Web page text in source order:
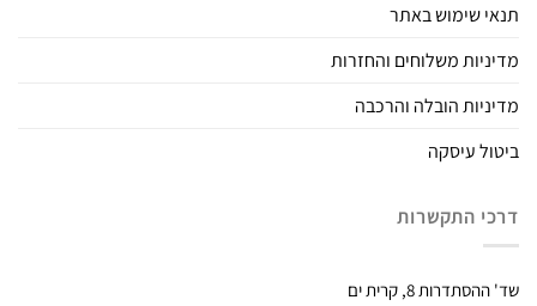
תנאי שימוש באתר
מדיניות משלוחים והחזרות
מדיניות הובלה והרכבה
ביטול עיסקה
דרכי התקשרות
שד' ההסתדרות 8, קרית ים